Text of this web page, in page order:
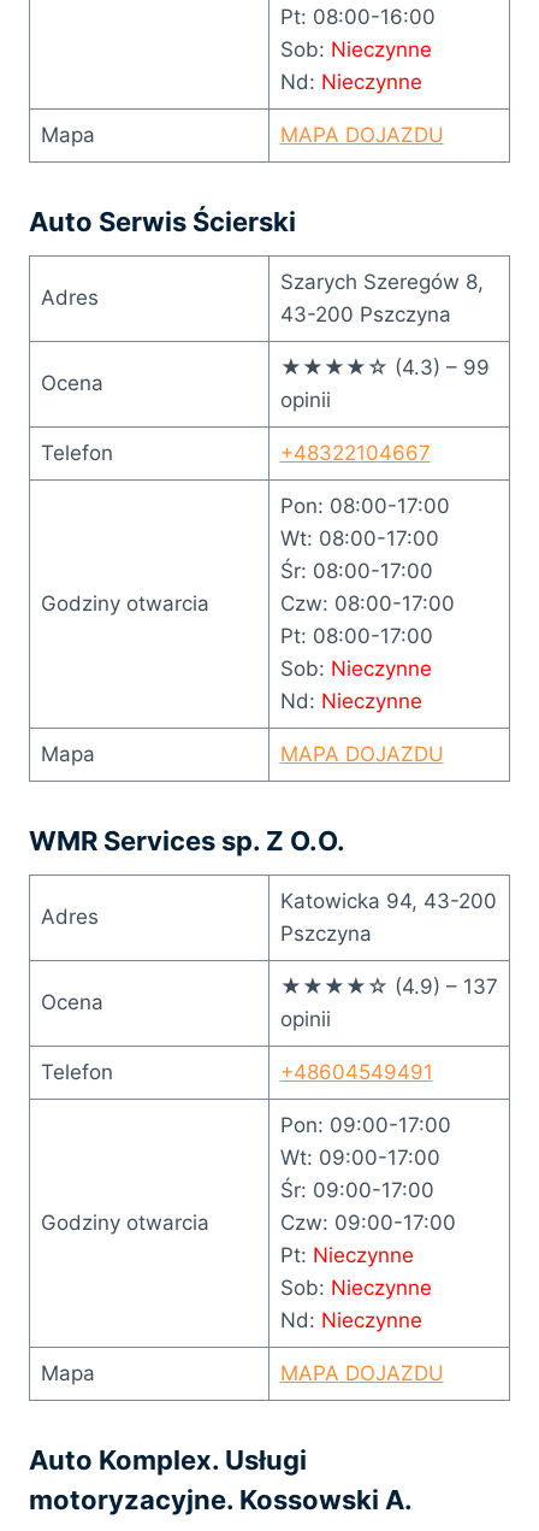
Pt: 08:00-16:00
Sob: Nieczynne
Nd: Nieczynne
Mapa MAPA DOJAZDU
Auto Serwis Ścierski
Adres
Szarych Szeregów 8,
43-200 Pszczyna
Ocena
★★★★☆ (4.3) – 99
opinii
Telefon +48322104667
Godziny otwarcia
Pon: 08:00-17:00
Wt: 08:00-17:00
Śr: 08:00-17:00
Czw: 08:00-17:00
Pt: 08:00-17:00
Sob: Nieczynne
Nd: Nieczynne
Mapa MAPA DOJAZDU
WMR Services sp. Z O.O.
Adres
Katowicka 94, 43-200
Pszczyna
Ocena
★★★★☆ (4.9) – 137
opinii
Telefon +48604549491
Godziny otwarcia
Pon: 09:00-17:00
Wt: 09:00-17:00
Śr: 09:00-17:00
Czw: 09:00-17:00
Pt: Nieczynne
Sob: Nieczynne
Nd: Nieczynne
Mapa MAPA DOJAZDU
Auto Komplex. Usługi
motoryzacyjne. Kossowski A.